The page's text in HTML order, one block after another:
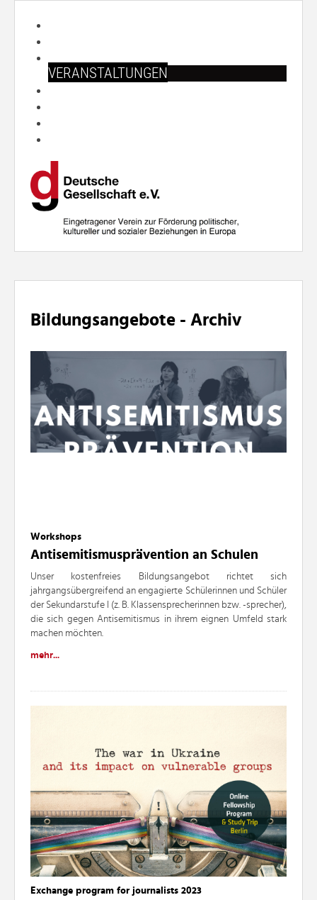
VERANSTALTUNGEN
PUBLIKATIONEN
Bildungsangebote - Archiv
Workshops
Antisemitismusprävention an Schulen
Unser kostenfreies Bildungsangebot richtet sich
jahrgangsübergreifend an engagierte Schülerinnen und Schüler
der Sekundarstufe I (z. B. Klassensprecherinnen bzw. -sprecher),
die sich gegen Antisemitismus in ihrem eignen Umfeld stark
machen möchten.
mehr...
Exchange program for journalists 2023